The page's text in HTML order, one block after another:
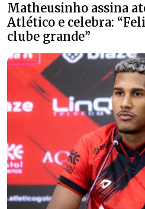
Matheusinho assina
Atlético e celebra:
clube grande”